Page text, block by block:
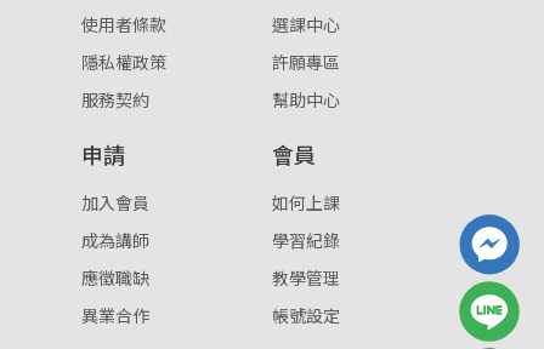
使用者條款
隱私權政策
服務契約
選課中心
許願專區
幫助中心
申請
加入會員
成為講師
應徵職缺
異業合作
會員
如何上課
學習紀錄
教學管理
帳號設定